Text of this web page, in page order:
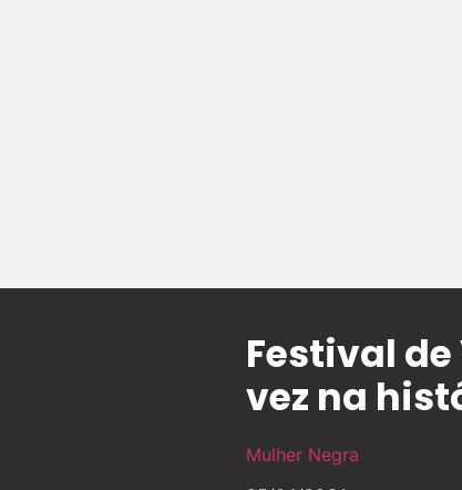
Festival
vez na
Mulher Negra